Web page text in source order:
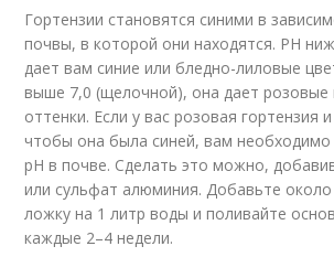
Гортензии становятся синими в
почвы, в которой они находятся. PH
дает вам синие или бледно-лиловые
выше 7,0 (щелочной), она дает розовые
оттенки. Если у вас розовая гортензия
чтобы она была синей, вам необходимо
pH в почве. Сделать это можно,
или сульфат алюминия. Добавьте
ложку на 1 литр воды и поливайте
каждые 2–4 недели.